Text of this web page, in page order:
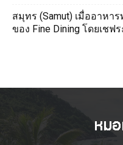
สมุทร (Samut) เมื่ออาหา
ของ Fine Dining โดยเช